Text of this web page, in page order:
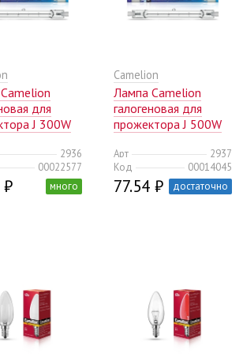
для
J 300W
2936
00022577
₽ много
Camelion
Лампа Camelion
галогеновая для
прожектора J 500W
(50/500)
Арт
2937
Код
00014045
77.54 ₽ достаточно